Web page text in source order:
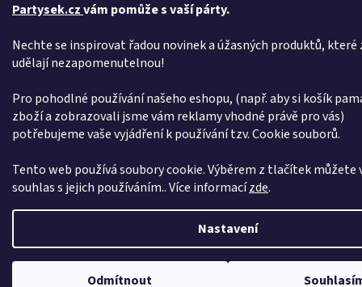
Partysek.czvám pomůže s vaší párty.
Nechte se inspirovat řadou novinek a úžasných produktů, které
udělají nezapomenutelnou!
Pro pohodlné používání našeho eshopu, (např. aby si košík
zboží a zobrazovali jsme vám reklamy vhodné právě pro vás)
potřebujeme vaše vyjádření k používání tzv. Cookie souborů.
Tento web používá soubory cookie. Výběrem z tlačítek můžete
souhlas s jejich používáním.. Více informacízde.
Nastavení
Odmítnout
Dovolená od 6. 7. do 10. 7. 2026. Objednávky přijímáme bez omezení, expedice